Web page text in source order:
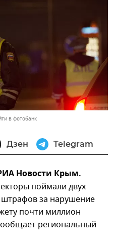
в фотобанк
Дзен Telegram
Новости Крым.
поймали двух
за нарушение
почти миллион
региональный